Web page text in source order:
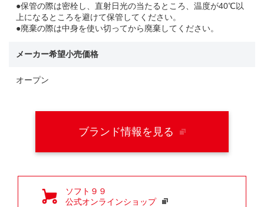
●保管の際は密栓し、直射日光の当たるところ、温度が40℃以
上になるところを避けて保管してください。
●廃棄の際は中身を使い切ってから廃棄してください。
メーカー希望小売価格
オープン
ブランド情報を見る
ソフト９９
公式オンラインショップ